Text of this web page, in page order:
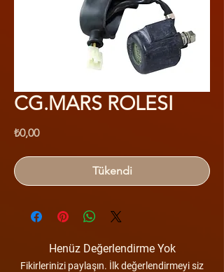
CG.MARS ROLESI
₺0,00Fiyat
Tükendi
Henüz Değerlendirme Yok
Fikirlerinizi paylaşın. İlk değerlendirmeyi siz